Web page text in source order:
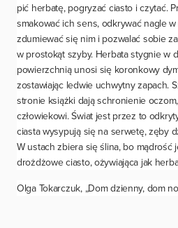
pić herbatę, pogryzać ciasto i czytać.
smakować ich sens, odkrywać nagle
zdumiewać się nim i pozwalać sobie
w prostokąt szyby. Herbata stygnie w
powierzchnią unosi się koronkowy
zostawiając ledwie uchwytny zapach.
stronie książki dają schronienie
człowiekowi. Świat jest przez to
ciasta wysypują się na serwetę, zęby
W ustach zbiera się ślina, bo mądrość
drożdżowe ciasto, ożywiająca jak
Olga Tokarczuk, „Dom dzienny, dom